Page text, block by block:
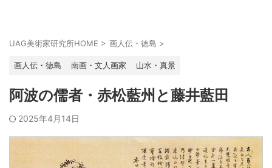
UAG美術家研究所HOME > 画人伝・徳島 >
画人伝・徳島 南画・文人画家 山水・真景
阿波の儒者・赤松藍州と藤井藍田
2025年4月14日